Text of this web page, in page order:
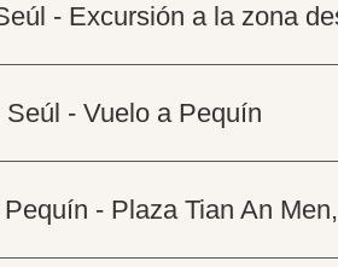
- Excursión a la zona
- Vuelo a Pequín
- Plaza Tian An